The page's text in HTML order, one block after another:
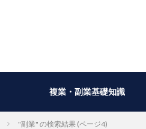
複業・副業基礎知識
"副業" の検索結果 (ページ4)